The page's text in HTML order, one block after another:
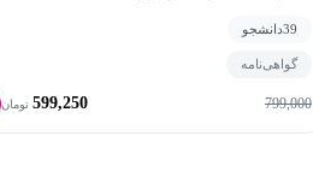
39دانشجو
گواهی‌نامه
799,000
599,250 تومان